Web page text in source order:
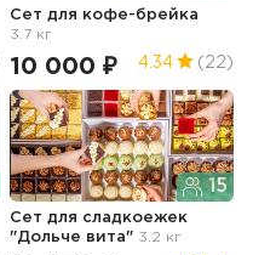
Сет для кофе-брейка
3.7 кг
10 000 ₽ 4.34 (22)
15
Сет для сладкоежек
"Дольче вита" 3.2 кг